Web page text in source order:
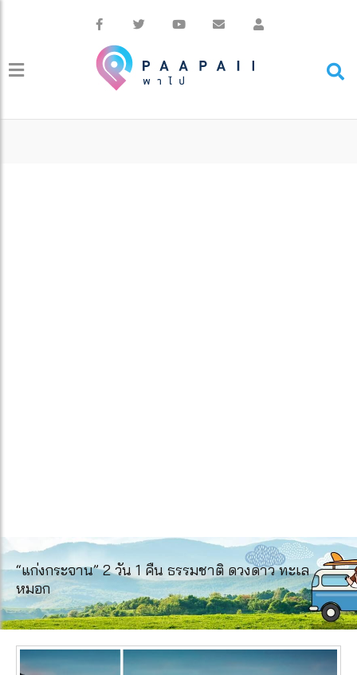
“แก่งกระจาน” 2 วัน 1 คืน ธรรมชาติ ดวงดาว ทะเล
หมอก